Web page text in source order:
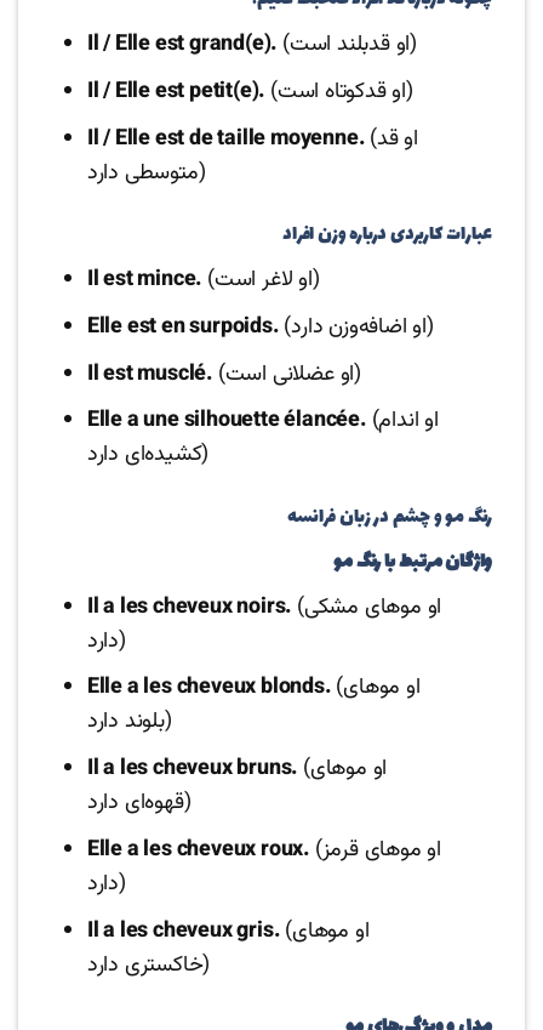
Il / Elle est grand(e).
(او قدبلند است)
Il / Elle est petit(e).
(او قدکوتاه است)
Il / Elle est de taille moyenne.(او قد
متوسطی دارد)
عبارات کاربردی درباره وزن افراد
Il est mince.
(او لاغر است)
Elle est en surpoids.
(او اضافه‌وزن دارد)
Il est musclé.
(او عضلانی است)
Elle a une silhouette élancée.(او اندام
کشیده‌ای دارد)
رنگ مو و چشم در زبان فرانسه
واژگان مرتبط با رنگ مو
Il a les cheveux noirs. (او موهای مشکی
دارد)
Elle a les cheveux blonds.(او موهای
بلوند دارد)
Il a les cheveux bruns. (او موهای
قهوه‌ای دارد)
Elle a les cheveux roux. (او موهای قرمز
دارد)
Il a les cheveux gris.(او موهای
خاکستری دارد)